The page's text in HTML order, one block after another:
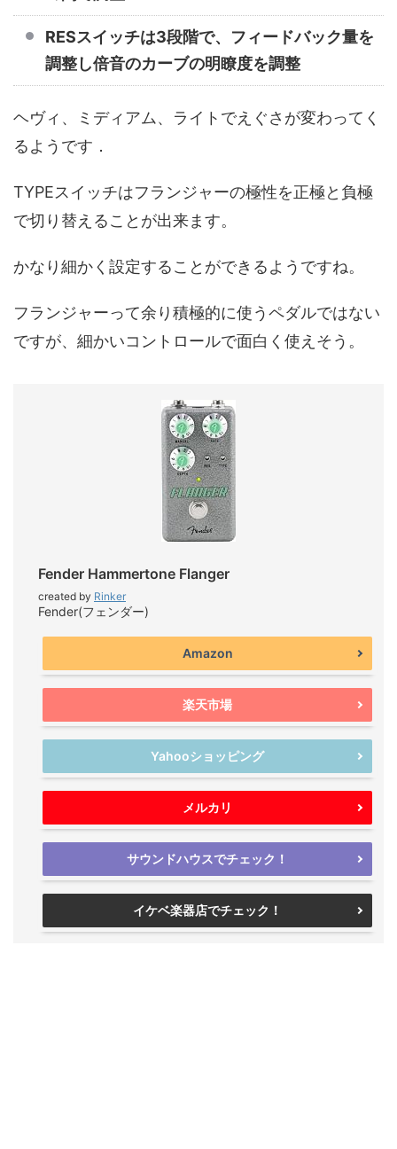
RESスイッチは3段階で、フィードバック量を
調整し倍音のカーブの明瞭度を調整
ヘヴィ、ミディアム、ライトでえぐさが変わってく
るようです．
TYPEスイッチはフランジャーの極性を正極と負極
で切り替えることが出来ます。
かなり細かく設定することができるようですね。
フランジャーって余り積極的に使うペダルではない
ですが、細かいコントロールで面白く使えそう。
Fender Hammertone Flanger
created by Rinker
Fender(フェンダー)
Amazon
楽天市場
Yahooショッピング
メルカリ
サウンドハウスでチェック！
イケベ楽器店でチェック！